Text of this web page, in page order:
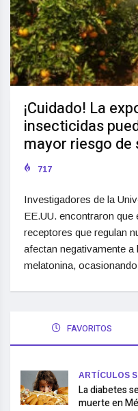
¡Cuidado! La
insecticidas
mayor riesgo
717
Investigadores de la
EE.UU. encontraron
receptores que regulan
afectan negativamente
melatonina,
FAVORITOS
ARTÍCULOS
La diabetes
muerte en